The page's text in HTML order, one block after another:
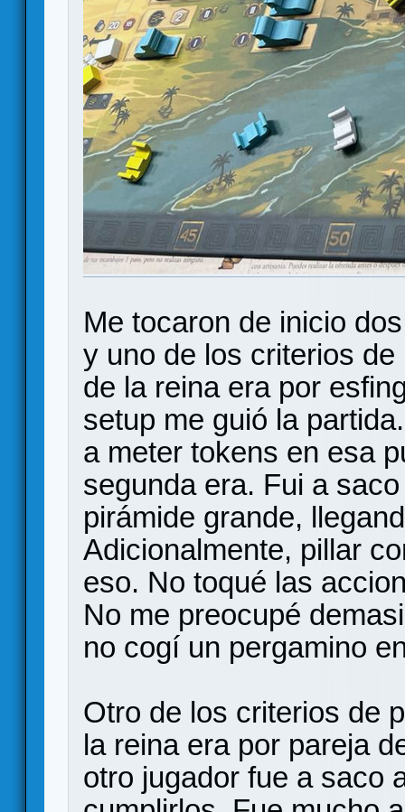
Me tocaron de inicio
y uno de los criterios
de la reina era por
setup me guió la
a meter tokens en esa
segunda era. Fui a
pirámide grande,
Adicionalmente, pillar
eso. No toqué las
No me preocupé
no cogí un pergamino
Otro de los criterios de
la reina era por pareja
otro jugador fue a saco